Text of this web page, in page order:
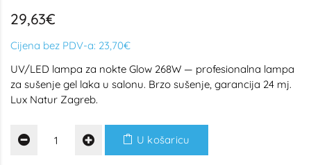
29,63€
Cijena bez PDV-a: 23,70€
UV/LED lampa za nokte Glow 268W — profesionalna lampa
za sušenje gel laka u salonu. Brzo sušenje, garancija 24 mj.
Lux Natur Zagreb.
U košaricu